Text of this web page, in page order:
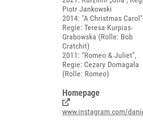
Piotr Jankowski
2014: "A Christmas
Regie: Teresa Kurpias-
Grabowska (Rolle: Bob
Cratchit)
2011: "Romeo & Juliet",
Regie: Cezary Domagała
(Rolle: Romeo)
Homepage
www.instagram.com/